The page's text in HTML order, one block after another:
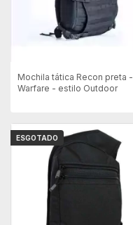
Mochila tática Recon preta -
Warfare - estilo Outdoor
ESGOTADO